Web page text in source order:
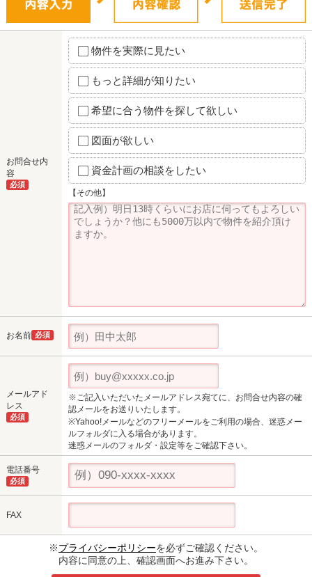
お問合せ内
容
必須
物件を実際に見たい
もっと詳細が知りたい
希望に合う物件を探して欲しい
図面が欲しい
資金計画の相談をしたい
【その他】
お名前 必須
メールアド
レス
必須
※ご記入いただいたメールアドレス宛てに、お問合せ内容の確
認メールをお送りいたします。
※Yahoo!メールなどのフリーメールをご利用の場合、迷惑メー
ルフォルダに入る場合があります。
迷惑メールのフォルダ・設定等をご確認下さい。
電話番号
必須
FAX
※プライバシーポリシーを必ずご確認ください。
内容に同意の上、確認画面へお進み下さい。